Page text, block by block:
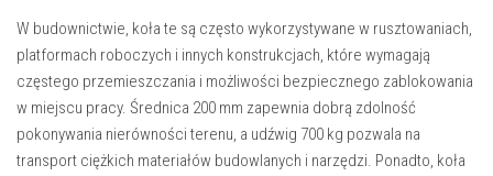
W budownictwie, koła te są często wykorzystywane w rusztowaniach,
platformach roboczych i innych konstrukcjach, które wymagają
częstego przemieszczania i możliwości bezpiecznego zablokowania
w miejscu pracy. Średnica 200 mm zapewnia dobrą zdolność
pokonywania nierówności terenu, a udźwig 700 kg pozwala na
transport ciężkich materiałów budowlanych i narzędzi. Ponadto, koła